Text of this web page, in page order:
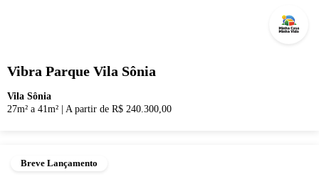
Vibra Parque Vila Sônia
Vila Sônia
27m² a 41m²
A partir de R$ 240.300,00
Breve Lançamento